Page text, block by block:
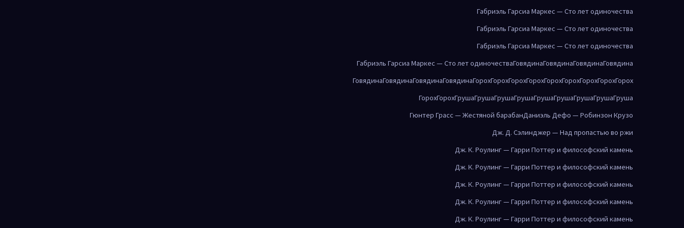
Габриэль Гарсиа Маркес — Сто лет одиночества
Габриэль Гарсиа Маркес — Сто лет одиночества
Габриэль Гарсиа Маркес — Сто лет одиночества
Габриэль Гарсиа Маркес — Сто лет одиночестваГовядинаГовядинаГовядинаГовядина
ГовядинаГовядинаГовядинаГовядинаГорохГорохГорохГорохГорохГорохГорохГорохГорох
ГорохГорохГрушаГрушаГрушаГрушаГрушаГрушаГрушаГрушаГруша
Гюнтер Грасс — Жестяной барабанДаниэль Дефо — Робинзон Крузо
Дж. Д. Сэлинджер — Над пропастью во ржи
Дж. К. Роулинг — Гарри Поттер и философский камень
Дж. К. Роулинг — Гарри Поттер и философский камень
Дж. К. Роулинг — Гарри Поттер и философский камень
Дж. К. Роулинг — Гарри Поттер и философский камень
Дж. К. Роулинг — Гарри Поттер и философский камень